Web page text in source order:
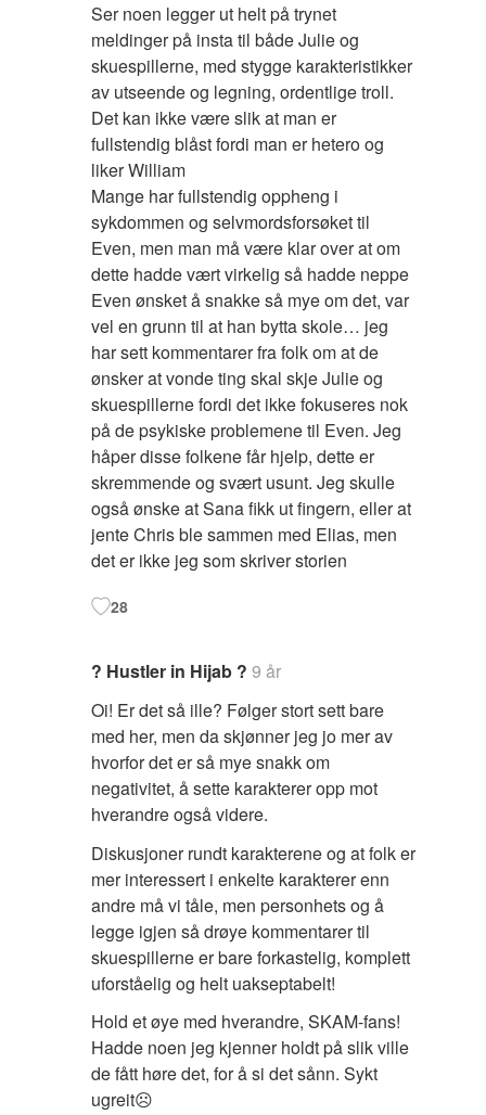
Ser noen legger ut helt på trynet
meldinger på insta til både Julie og
skuespillerne, med stygge karakteristikker
av utseende og legning, ordentlige troll.
Det kan ikke være slik at man er
fullstendig blåst fordi man er hetero og
liker William
Mange har fullstendig oppheng i
sykdommen og selvmordsforsøket til
Even, men man må være klar over at om
dette hadde vært virkelig så hadde neppe
Even ønsket å snakke så mye om det, var
vel en grunn til at han bytta skole… jeg
har sett kommentarer fra folk om at de
ønsker at vonde ting skal skje Julie og
skuespillerne fordi det ikke fokuseres nok
på de psykiske problemene til Even. Jeg
håper disse folkene får hjelp, dette er
skremmende og svært usunt. Jeg skulle
også ønske at Sana fikk ut fingern, eller at
jente Chris ble sammen med Elias, men
det er ikke jeg som skriver storien
28
? Hustler in Hijab ? 9 år
Oi! Er det så ille? Følger stort sett bare
med her, men da skjønner jeg jo mer av
hvorfor det er så mye snakk om
negativitet, å sette karakterer opp mot
hverandre også videre.
Diskusjoner rundt karakterene og at folk er
mer interessert i enkelte karakterer enn
andre må vi tåle, men personhets og å
legge igjen så drøye kommentarer til
skuespillerne er bare forkastelig, komplett
uforståelig og helt uakseptabelt!
Hold et øye med hverandre, SKAM-fans!
Hadde noen jeg kjenner holdt på slik ville
de fått høre det, for å si det sånn. Sykt
ugreit☹️